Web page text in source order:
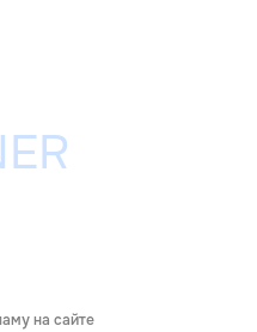
на сайте